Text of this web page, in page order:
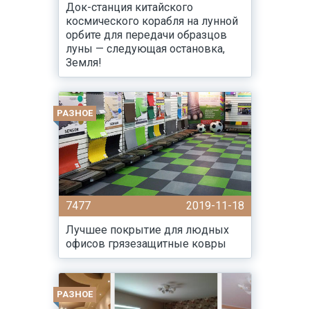
Док-станция китайского
космического корабля на лунной
орбите для передачи образцов
луны — следующая остановка,
Земля!
РАЗНОЕ
7477
2019-11-18
Лучшее покрытие для людных
офисов грязезащитные ковры
РАЗНОЕ